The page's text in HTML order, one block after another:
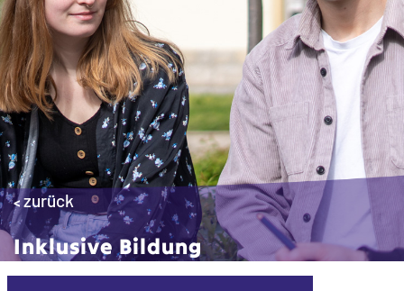
<zurück
Inklusive Bildung